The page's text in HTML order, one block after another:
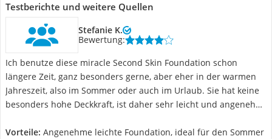
Testberichte und weitere Quellen
Stefanie K.
Bewertung:
Ich benutze diese miracle Second Skin Foundation schon
längere Zeit, ganz besonders gerne, aber eher in der warmen
Jahreszeit, also im Sommer oder auch im Urlaub. Sie hat keine
besonders hohe Deckkraft, ist daher sehr leicht und angenehm
Haut vor der Hautalterung zu schützen. Ich benutze sie gerne
Vorteile: Angenehme leichte Foundation, ideal für den Sommer